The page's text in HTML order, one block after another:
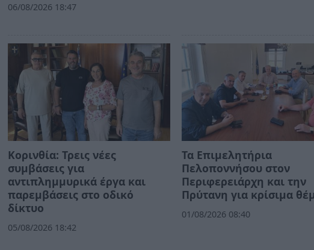
06/08/2026 18:47
Κορινθία: Τρεις νέες
συμβάσεις για
αντιπλημμυρικά έργα και
παρεμβάσεις στο οδικό
δίκτυο
05/08/2026 18:42
Τα Επιμελητήρια
Πελοποννήσου στον
Περιφερειάρχη και την
Πρύτανη για κρίσιμα
01/08/2026 08:40